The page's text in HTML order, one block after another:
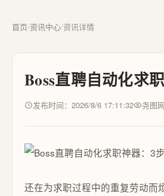
首页/资讯中心/资讯详情
Boss直聘自动化求
发布时间：2026/8/6 17:11:32 尧图
还在为求职过程中的重复劳动而